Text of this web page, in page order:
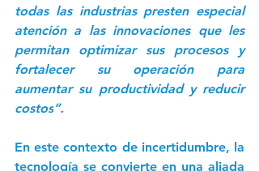
todas las industrias presten especial
atención a las innovaciones que les
permitan optimizar sus procesos y
fortalecer su operación para
aumentar su productividad y reducir
costos”.
En este contexto de incertidumbre, la
tecnología se convierte en una aliada